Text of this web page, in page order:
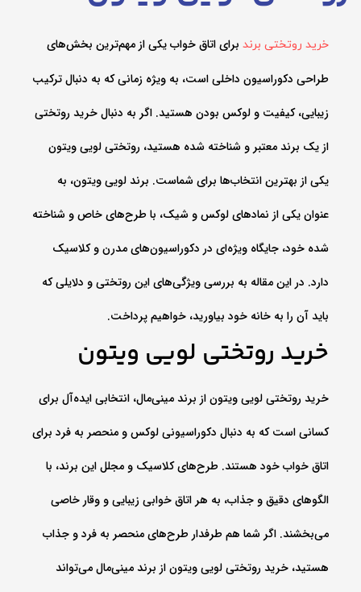
خرید روتختی برند برای اتاق خواب یکی از مهم‌ترین بخش‌های
طراحی دکوراسیون داخلی است، به ویژه زمانی که به دنبال ترکیب
زیبایی، کیفیت و لوکس بودن هستید. اگر به دنبال خرید روتختی
از یک برند معتبر و شناخته شده هستید، روتختی لویی ویتون
یکی از بهترین انتخاب‌ها برای شماست. برند لویی ویتون، به
عنوان یکی از نمادهای لوکس و شیک، با طرح‌های خاص و شناخته
شده خود، جایگاه ویژه‌ای در دکوراسیون‌های مدرن و کلاسیک
دارد. در این مقاله به بررسی ویژگی‌های این روتختی و دلایلی که
باید آن را به خانه خود بیاورید، خواهیم پرداخت.
خرید روتختی لویی ویتون
خرید روتختی لویی ویتون از برند مینی‌مال، انتخابی ایده‌آل برای
کسانی است که به دنبال دکوراسیونی لوکس و منحصر به فرد برای
اتاق خواب خود هستند. طرح‌های کلاسیک و مجلل این برند، با
الگوهای دقیق و جذاب، به هر اتاق خوابی زیبایی و وقار خاصی
می‌بخشند. اگر شما هم طرفدار طرح‌های منحصر به فرد و جذاب
هستید، خرید روتختی لویی ویتون از برند مینی‌مال می‌تواند